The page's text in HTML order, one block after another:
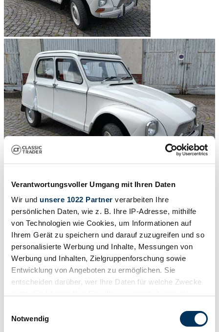
Verantwortungsvoller Umgang mit Ihren Daten
Wir und unsere 1022 Partner verarbeiten Ihre
persönlichen Daten, wie z. B. Ihre IP-Adresse, mithilfe
von Technologien wie Cookies, um Informationen auf
Ihrem Gerät zu speichern und darauf zuzugreifen und so
personalisierte Werbung und Inhalte, Messungen von
Werbung und Inhalten, Zielgruppenforschung sowie
Entwicklung von Angeboten zu ermöglichen. Sie
entscheiden darüber, wer Ihre Daten für welche Zwecke
Trigger Symbol ändern oder widerrufen
Notwendig
/20
Report
1968 | Citroën Dyane 6
A very early, rare model
$12,288